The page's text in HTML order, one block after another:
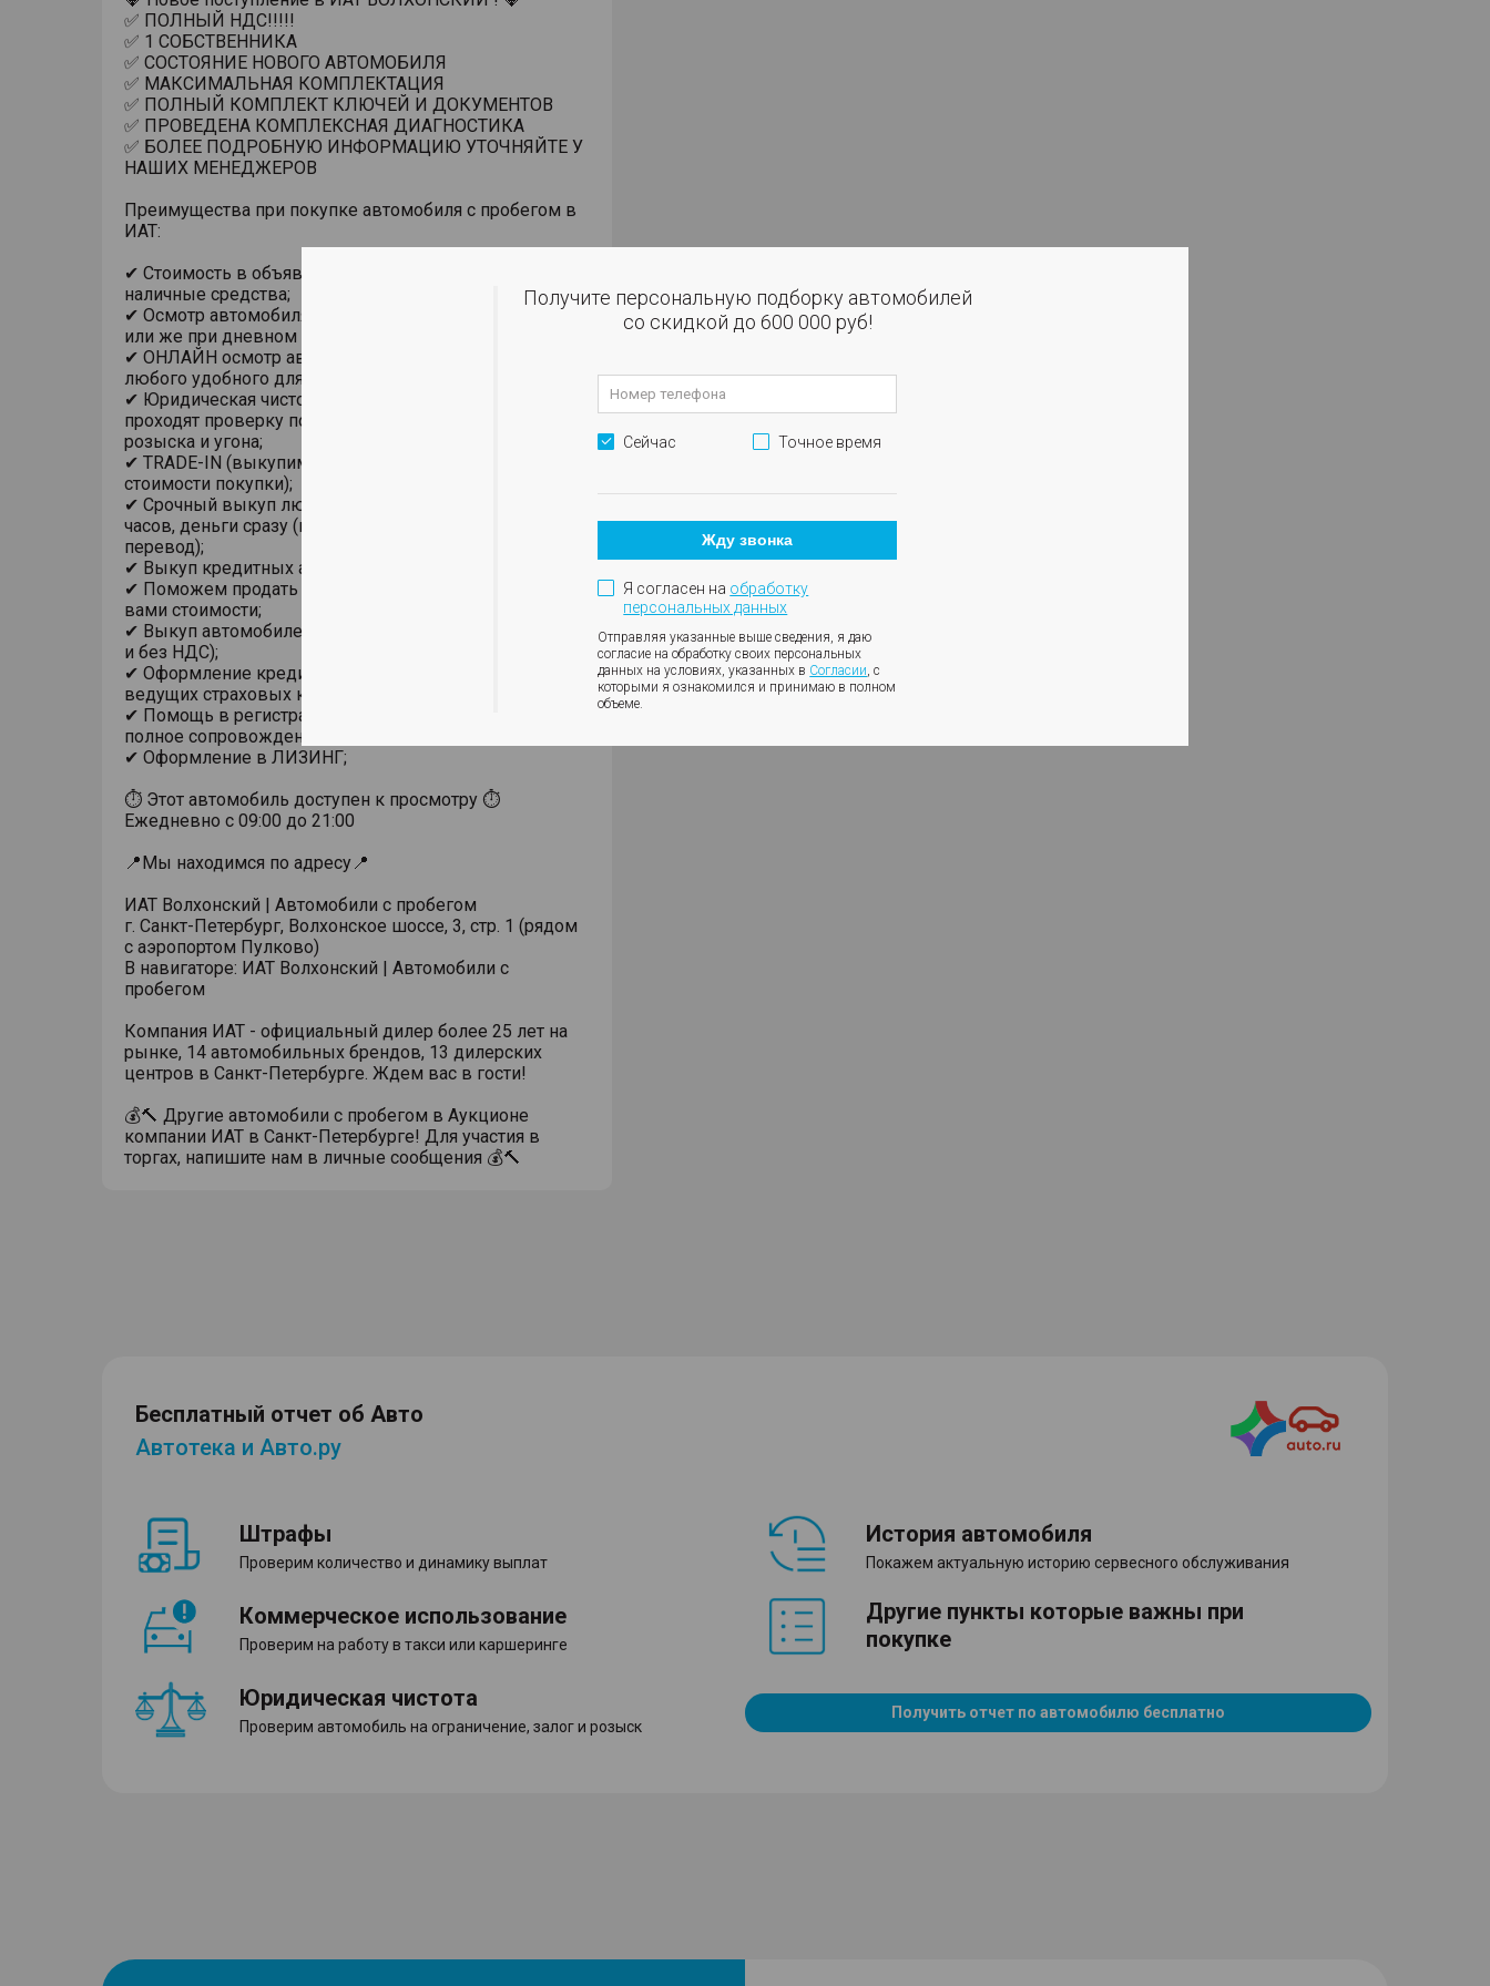
✅ ПОЛНЫЙ НДС!!!!!
✅ 1 СОБСТВЕННИКА
✅ СОСТОЯНИЕ НОВОГО АВТОМОБИЛЯ
✅ МАКСИМАЛЬНАЯ КОМПЛЕКТАЦИЯ
✅ ПОЛНЫЙ КОМПЛЕКТ КЛЮЧЕЙ И ДОКУМЕНТОВ
✅ ПРОВЕДЕНА КОМПЛЕКСНАЯ ДИАГНОСТИКА
✅ БОЛЕЕ ПОДРОБНУЮ ИНФОРМАЦИЮ УТОЧНЯЙТЕ У
НАШИХ МЕНЕДЖЕРОВ
Преимущества при покупке автомобиля с пробегом в
ИАТ:
✔ Стоимость в объявлении актуальна при покупке за
наличные средства;
✔ Осмотр автомобиля в помещении, на подъемнике
или же при дневном свете;
✔ ОНЛАЙН осмотр автомобиля с использованием
любого удобного для Вас мессенджера;
✔ Юридическая чистота сделки. Все автомобили
проходят проверку по базам ГИБДД на предмет
розыска и угона;
✔ TRADE-IN (выкупим ваш автомобиль в зачет
стоимости покупки);
✔ Срочный выкуп любого автомобиля в течении 2-х
часов, деньги сразу (на карту, наличными из кассы,
перевод);
✔ Выкуп кредитных автомобилей;
✔ Поможем продать автомобиль по установленной
вами стоимости;
✔ Выкуп автомобилей у юридических лиц (в том числе
и без НДС);
✔ Оформление кредита, страховки ОСАГО и КАСКО от
ведущих страховых компаний;
✔ Помощь в регистрации автомобиля в ГИБДД,
полное сопровождение сделки;
✔ Оформление в ЛИЗИНГ;
⏱ Этот автомобиль доступен к просмотру ⏱
Ежедневно с 09:00 до 21:00
📍Мы находимся по адресу📍
ИАТ Волхонский | Автомобили с пробегом
г. Санкт-Петербург, Волхонское шоссе, 3, стр. 1 (рядом
с аэропортом Пулково)
В навигаторе: ИАТ Волхонский | Автомобили с
пробегом
Компания ИАТ - официальный дилер более 25 лет на
рынке, 14 автомобильных брендов, 13 дилерских
центров в Санкт-Петербурге. Ждем вас в гости!
💰🔨 Другие автомобили с пробегом в Аукционе
компании ИАТ в Санкт-Петербурге! Для участия в
торгах, напишите нам в личные сообщения 💰🔨
Бесплатный отчет об Авто
Автотека и Авто.ру
Штрафы
Проверим количество и динамику выплат
Коммерческое использование
Проверим на работу в такси или каршеринге
Юридическая чистота
Проверим автомобиль на ограничение, залог и розыск
История автомобиля
Покажем актуальную историю сервесного обслуживания
Другие пункты которые важны при
покупке
Получить отчет по автомобилю бесплатно
Получите персональную подборку автомобилей
со скидкой до 600 000 руб!
Сейчас Точное время
Жду звонка
Я согласен на обработку
персональных данных
Отправляя указанные выше сведения, я даю
согласие на обработку своих персональных
данных на условиях, указанных в Согласии, с
которыми я ознакомился и принимаю в полном
объеме.